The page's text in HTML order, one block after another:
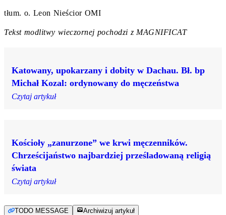
tłum. o. Leon Nieścior OMI
Tekst modlitwy wieczornej pochodzi z MAGNIFICAT
Katowany, upokarzany i dobity w Dachau. Bł. bp
Michał Kozal: ordynowany do męczeństwa
Czytaj artykuł
Kościoły „zanurzone” we krwi męczenników.
Chrześcijaństwo najbardziej prześladowaną religią
świata
Czytaj artykuł
TODO MESSAGE Archiwizuj artykuł